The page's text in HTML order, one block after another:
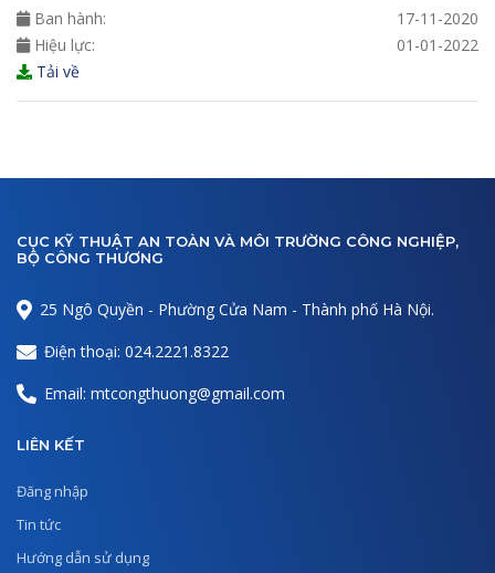
Ban hành:
17-11-2020
Hiệu lực:
01-01-2022
Tải về
CỤC KỸ THUẬT AN TOÀN VÀ MÔI TRƯỜNG CÔNG NGHIỆP,
BỘ CÔNG THƯƠNG
25 Ngô Quyền - Phường Cửa Nam - Thành phố Hà Nội.
Điện thoại: 024.2221.8322
Email: mtcongthuong@gmail.com
LIÊN KẾT
Đăng nhập
Tin tức
Hướng dẫn sử dụng